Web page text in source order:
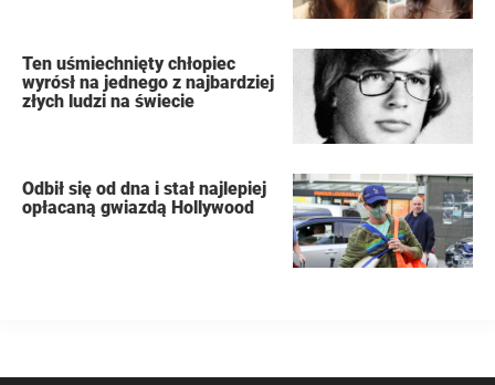
Ten uśmiechnięty chłopiec
wyrósł na jednego z najbardziej
złych ludzi na świecie
Odbił się od dna i stał najlepiej
opłacaną gwiazdą Hollywood